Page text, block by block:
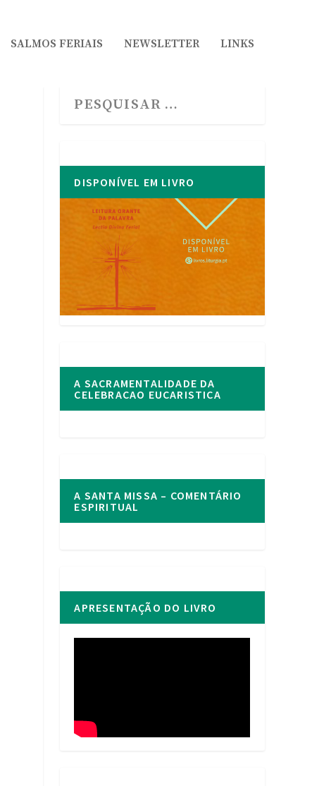
SALMOS FERIAIS NEWSLETTER LINKS
DISPONÍVEL EM LIVRO
A SACRAMENTALIDADE DA
CELEBRACAO EUCARISTICA
A SANTA MISSA – COMENTÁRIO
ESPIRITUAL
APRESENTAÇÃO DO LIVRO